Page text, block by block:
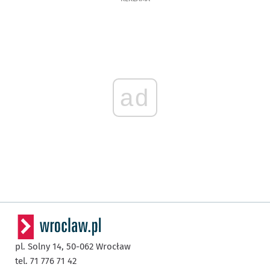
ad
pl. Solny 14, 50-062 Wrocław
tel. 71 776 71 42